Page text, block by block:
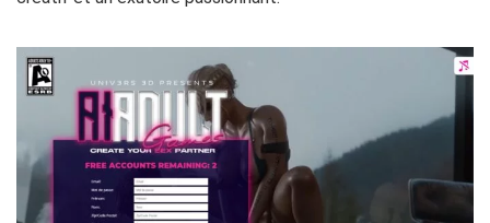
histoires érotiques permet d’offrir aux joueurs un espace